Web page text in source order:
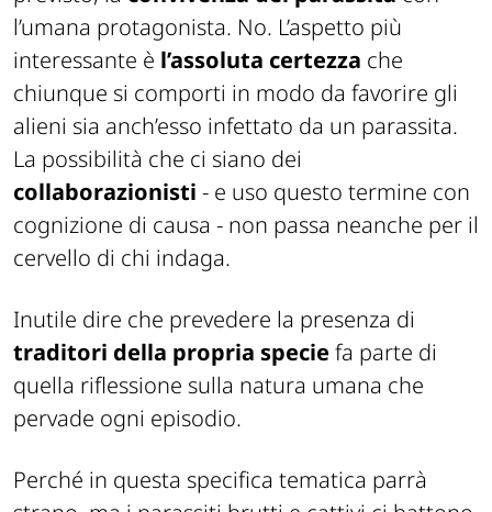
l’umana protagonista. No. L’aspetto più
interessante è l’assoluta certezza che
chiunque si comporti in modo da favorire gli
alieni sia anch’esso infettato da un parassita.
La possibilità che ci siano dei
collaborazionisti - e uso questo termine con
cognizione di causa - non passa neanche per il
cervello di chi indaga.
Inutile dire che prevedere la presenza di
traditori della propria specie fa parte di
quella riflessione sulla natura umana che
pervade ogni episodio.
Perché in questa specifica tematica parrà